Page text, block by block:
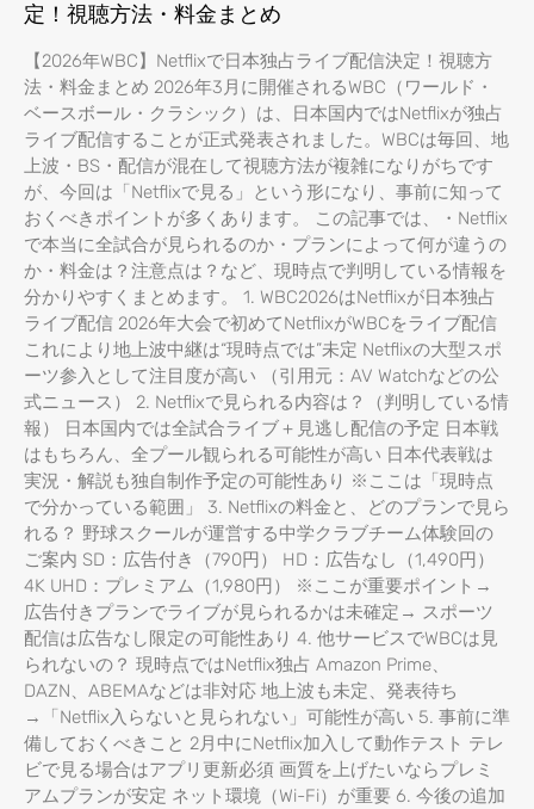
定！視聴方法・料金まとめ
【2026年WBC】Netflixで日本独占ライブ配信決定！視聴方
法・料金まとめ 2026年3月に開催されるWBC（ワールド・
ベースボール・クラシック）は、日本国内ではNetflixが独占
ライブ配信することが正式発表されました。WBCは毎回、地
上波・BS・配信が混在して視聴方法が複雑になりがちです
が、今回は「Netflixで見る」という形になり、事前に知って
おくべきポイントが多くあります。 この記事では、・Netflix
で本当に全試合が見られるのか・プランによって何が違うの
か・料金は？注意点は？など、現時点で判明している情報を
分かりやすくまとめます。 1. WBC2026はNetflixが日本独占
ライブ配信 2026年大会で初めてNetflixがWBCをライブ配信
これにより地上波中継は“現時点では”未定 Netflixの大型スポ
ーツ参入として注目度が高い （引用元：AV Watchなどの公
式ニュース） 2. Netflixで見られる内容は？（判明している情
報） 日本国内では全試合ライブ＋見逃し配信の予定 日本戦
はもちろん、全プール観られる可能性が高い 日本代表戦は
実況・解説も独自制作予定の可能性あり ※ここは「現時点
で分かっている範囲」 3. Netflixの料金と、どのプランで見ら
れる？ 野球スクールが運営する中学クラブチーム体験回の
ご案内 SD：広告付き（790円） HD：広告なし（1,490円）
4K UHD：プレミアム（1,980円） ※ここが重要ポイント→
広告付きプランでライブが見られるかは未確定→ スポーツ
配信は広告なし限定の可能性あり 4. 他サービスでWBCは見
られないの？ 現時点ではNetflix独占 Amazon Prime、
DAZN、ABEMAなどは非対応 地上波も未定、発表待ち
→「Netflix入らないと見られない」可能性が高い 5. 事前に準
備しておくべきこと 2月中にNetflix加入して動作テスト テレ
ビで見る場合はアプリ更新必須 画質を上げたいならプレミ
アムプランが安定 ネット環境（Wi-Fi）が重要 6. 今後の追加